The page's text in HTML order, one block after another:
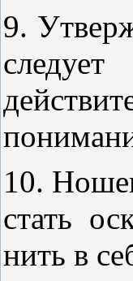
9.
10.
стать
нить в